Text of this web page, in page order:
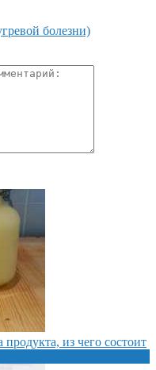
болезни)
из чего состоит